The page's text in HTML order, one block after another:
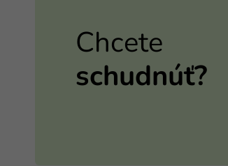
Chcete
schudnúť?